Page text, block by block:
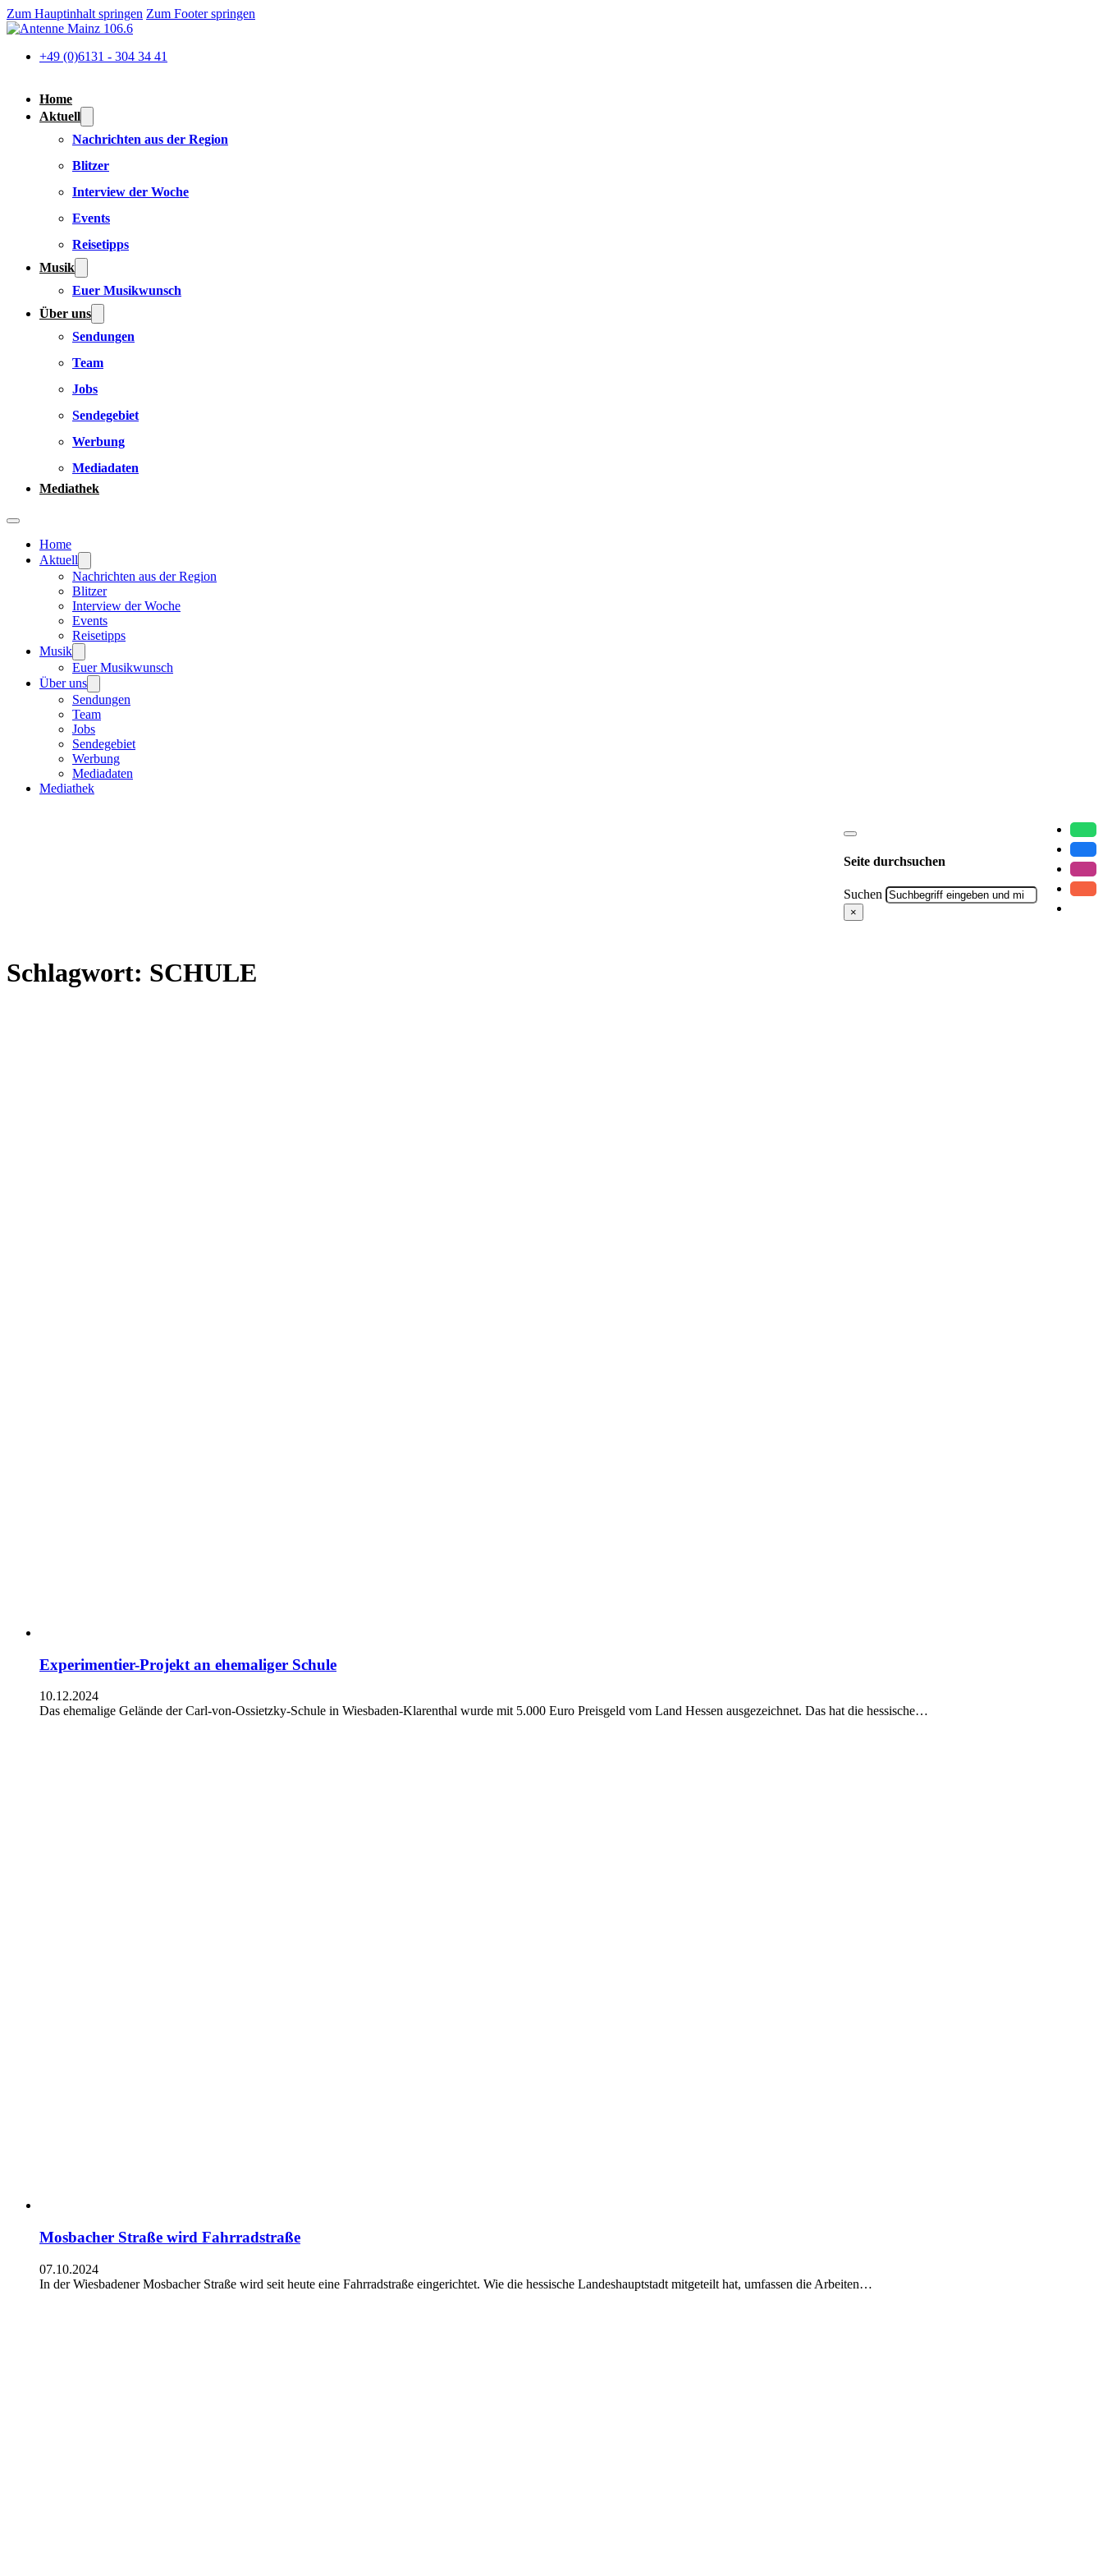
Zum Hauptinhalt springen Zum Footer springen
+49 (0)6131 - 304 34 41
Home
Aktuell
Nachrichten aus der Region
Blitzer
Interview der Woche
Events
Reisetipps
Musik
Euer Musikwunsch
Über uns
Sendungen
Team
Jobs
Sendegebiet
Werbung
Mediadaten
Mediathek
Home
Aktuell
Nachrichten aus der Region
Blitzer
Interview der Woche
Events
Reisetipps
Musik
Euer Musikwunsch
Über uns
Sendungen
Team
Jobs
Sendegebiet
Werbung
Mediadaten
Mediathek
Seite durchsuchen
Suchen
×
Schlagwort: SCHULE
Experimentier-Projekt an ehemaliger Schule
10.12.2024
Das ehemalige Gelände der Carl-von-Ossietzky-Schule in Wiesbaden-Klarenthal wurde mit 5.000 Euro Preisgeld vom Land Hessen ausgezeichnet. Das hat die hessische…
Mosbacher Straße wird Fahrradstraße
07.10.2024
In der Wiesbadener Mosbacher Straße wird seit heute eine Fahrradstraße eingerichtet. Wie die hessische Landeshauptstadt mitgeteilt hat, umfassen die Arbeiten…